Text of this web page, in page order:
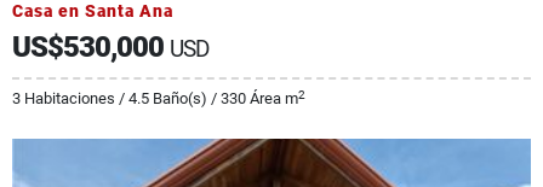
Casa en Santa Ana
US$530,000 USD
3 Habitaciones / 4.5 Baño(s) / 330 Área m2